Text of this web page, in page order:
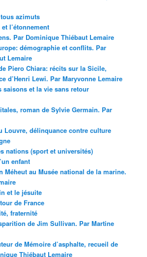
azimuts
l’étonnement
Par Dominique Thiébaut Lemaire
démographie et conflits. Par
Lemaire
Piero Chiara: récits sur la Sicile,
d’Henri Lewi. Par Maryvonne Lemaire
saisons et la vie sans retour
roman de Sylvie Germain. Par
Louvre, délinquance contre culture
nations (sport et universités)
enfant
Méheut au Musée national de la marine.
et le jésuite
de France
fraternité
de Jim Sullivan. Par Martine
de Mémoire d’asphalte, recueil de
Thiébaut Lemaire